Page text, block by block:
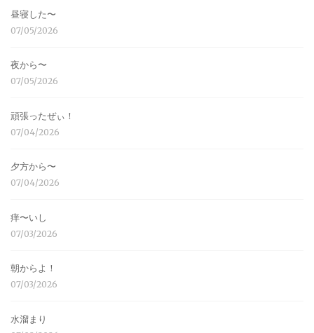
昼寝した〜
07/05/2026
夜から〜
07/05/2026
頑張ったぜぃ！
07/04/2026
夕方から〜
07/04/2026
痒〜いし
07/03/2026
朝からよ！
07/03/2026
水溜まり